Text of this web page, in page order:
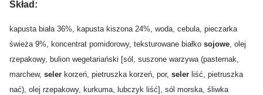
Skład:
kapusta biała 36%, kapusta kiszona 24%, woda, cebula, pieczarka
świeża 9%, koncentrat pomidorowy, teksturowane białko sojowe, olej
rzepakowy, bulion wegetariański [sól, suszone warzywa (pasternak,
marchew, seler korzeń, pietruszka korzeń, por, seler liść, pietruszka
nać), olej rzepakowy, kurkuma, lubczyk liść], sól morska, śliwka